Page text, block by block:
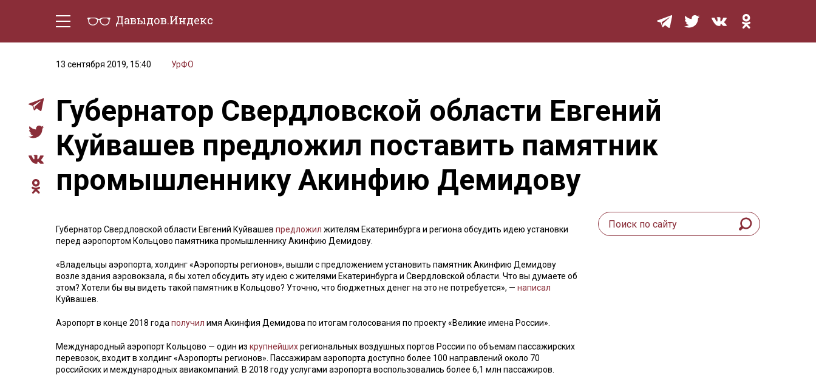
Давыдов.Индекс
13 сентября 2019, 15:40
УрФО
Губернатор Свердловской области Евгений
Куйвашев предложил поставить памятник
промышленнику Акинфию Демидову
Губернатор Свердловской области Евгений Куйвашев предложил жителям Екатеринбурга и региона обсудить идею установки
перед аэропортом Кольцово памятника промышленнику Акинфию Демидову.
«Владельцы аэропорта, холдинг «Аэропорты регионов», вышли с предложением установить памятник Акинфию Демидову
возле здания аэровокзала, я бы хотел обсудить эту идею с жителями Екатеринбурга и Свердловской области. Что вы думаете об
этом? Хотели бы вы видеть такой памятник в Кольцово? Уточню, что бюджетных денег на это не потребуется», — написал
Куйвашев.
Аэропорт в конце 2018 года получил имя Акинфия Демидова по итогам голосования по проекту «Великие имена России».
Международный аэропорт Кольцово — один из крупнейшихрегиональных воздушных портов России по объемам пассажирских
перевозок, входит в холдинг «Аэропорты регионов». Пассажирам аэропорта доступно более 100 направлений около 70
российских и международных авиакомпаний. В 2018 году услугами аэропорта воспользовались более 6,1 млн пассажиров.